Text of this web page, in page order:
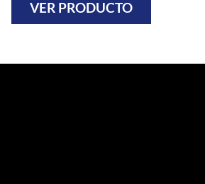
VER PRODUCTO